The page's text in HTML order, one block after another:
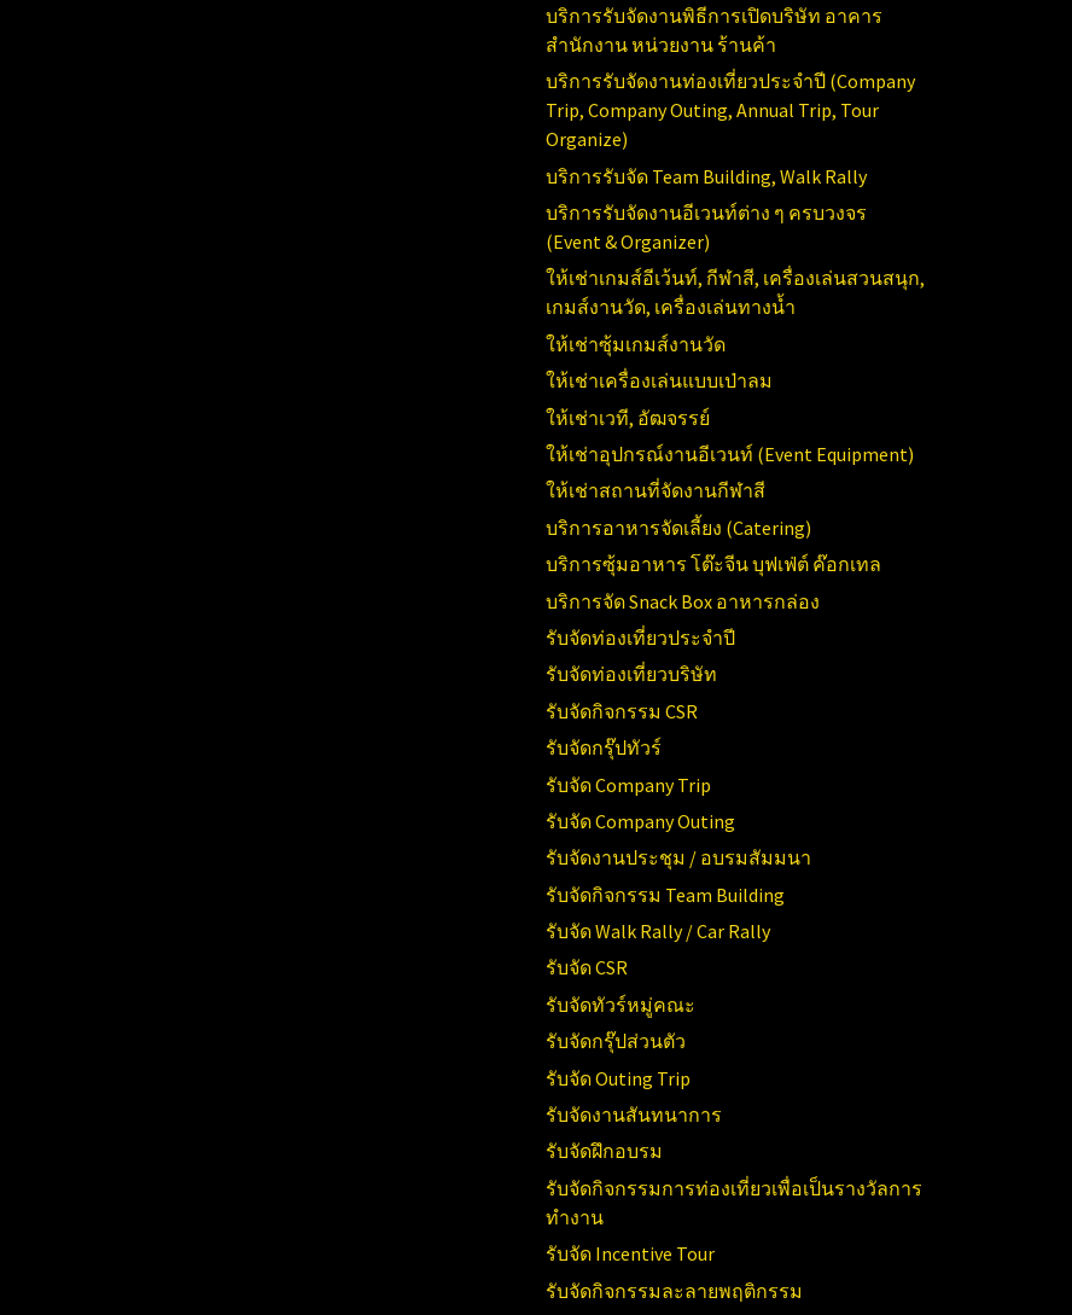
บริการรับจัดงานพิธีการเปิดบริษัท อาคาร
สำนักงาน หน่วยงาน ร้านค้า
บริการรับจัดงานท่องเที่ยวประจำปี (Company
Trip, Company Outing, Annual Trip, Tour
Organize)
บริการรับจัด Team Building, Walk Rally
บริการรับจัดงานอีเวนท์ต่าง ๆ ครบวงจร
(Event & Organizer)
ให้เช่าเกมส์อีเว้นท์, กีฬาสี, เครื่องเล่นสวนสนุก,
เกมส์งานวัด, เครื่องเล่นทางน้ำ
ให้เช่าซุ้มเกมส์งานวัด
ให้เช่าเครื่องเล่นแบบเป่าลม
ให้เช่าเวที, อัฒจรรย์
ให้เช่าอุปกรณ์งานอีเวนท์ (Event Equipment)
ให้เช่าสถานที่จัดงานกีฬาสี
บริการอาหารจัดเลี้ยง (Catering)
บริการซุ้มอาหาร โต๊ะจีน บุฟเฟ่ต์ ค๊อกเทล
บริการจัด Snack Box อาหารกล่อง
รับจัดท่องเที่ยวประจำปี
รับจัดท่องเที่ยวบริษัท
รับจัดกิจกรรม CSR
รับจัดกรุ๊ปทัวร์
รับจัด Company Trip
รับจัด Company Outing
รับจัดงานประชุม / อบรมสัมมนา
รับจัดกิจกรรม Team Building
รับจัด Walk Rally / Car Rally
รับจัด CSR
รับจัดทัวร์หมู่คณะ
รับจัดกรุ๊ปส่วนตัว
รับจัด Outing Trip
รับจัดงานสันทนาการ
รับจัดฝึกอบรม
รับจัดกิจกรรมการท่องเที่ยวเพื่อเป็นรางวัลการ
ทำงาน
รับจัด Incentive Tour
รับจัดกิจกรรมละลายพฤติกรรม